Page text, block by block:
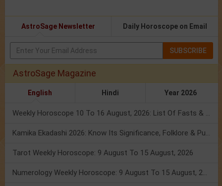
AstroSage Newsletter Daily Horoscope on Email
SUBSCRIBE
AstroSage Magazine
English Hindi Year 2026
Weekly Horoscope 10 To 16 August, 2026: List Of Fasts & Festivals
Kamika Ekadashi 2026: Know Its Significance, Folklore & Puja Rituals
Tarot Weekly Horoscope: 9 August To 15 August, 2026
Numerology Weekly Horoscope: 9 August To 15 August, 2026